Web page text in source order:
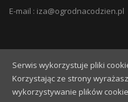
E-mail : iza@ogrodnacodzien.pl
Wszelkie prawa zastrzeżone -
Serwis wykorzystuje pliki
Korzystając ze strony
wykorzystywanie plików